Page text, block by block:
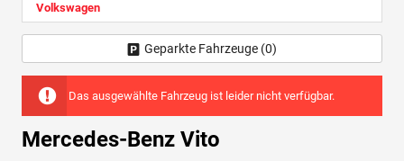
Das ausgewählte Fahrzeug ist leider nicht verfügbar.
Mercedes-Benz Vito
Volkswagen
Geparkte Fahrzeuge (0)